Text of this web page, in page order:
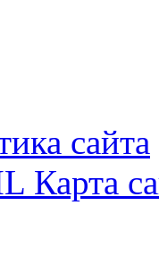
сайта
Карта